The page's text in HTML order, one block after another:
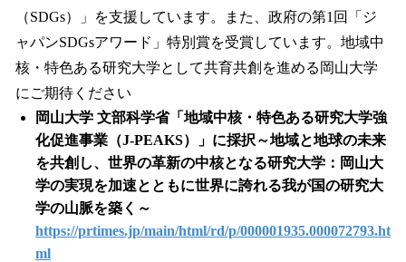
（SDGs）」を支援しています。また、政府の第1回「ジ
ャパンSDGsアワード」特別賞を受賞しています。地域中
核・特色ある研究大学として共育共創を進める岡山大学
にご期待ください
岡山大学 文部科学省「地域中核・特色ある研究大学強
化促進事業（J-PEAKS）」に採択～地域と地球の未来
を共創し、世界の革新の中核となる研究大学：岡山大
学の実現を加速とともに世界に誇れる我が国の研究大
学の山脈を築く～
https://prtimes.jp/main/html/rd/p/000001935.000072793.ht
ml